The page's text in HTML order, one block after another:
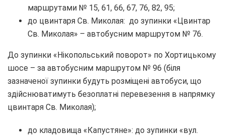
маршрутами № 15, 61, 66, 67, 76, 82, 95;
до цвинтаря Св. Миколая: до зупинки «Цвинтар
Св. Миколая» – автобусним маршрутом № 76.
До зупинки «Нікопольський поворот» по Хортицькому
шосе – за автобусним маршрутом № 96 (біля
зазначеної зупинки будуть розміщені автобуси, що
здійснюватимуть безоплатні перевезення в напрямку
цвинтаря Св. Миколая);
до кладовища «Капустяне»: до зупинки «вул.